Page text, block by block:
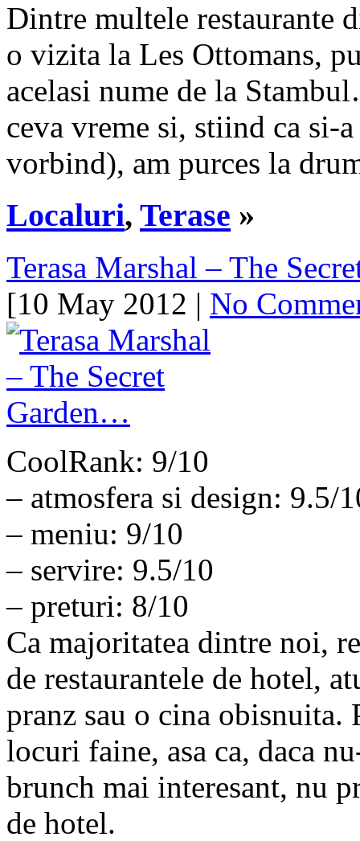
Dintre multele restaurante
o vizita la Les Ottomans,
acelasi nume de la
ceva vreme si, stiind ca si-
vorbind), am purces la
Localuri, Terase »
Terasa Marshal – The
[10 May 2012 | No
CoolRank: 9/10
– atmosfera si design: 9.5/
– meniu: 9/10
– servire: 9.5/10
– preturi: 8/10
Ca majoritatea dintre noi,
de restaurantele de hotel,
pranz sau o cina obisnuita.
locuri faine, asa ca, daca
brunch mai interesant, nu
de hotel.